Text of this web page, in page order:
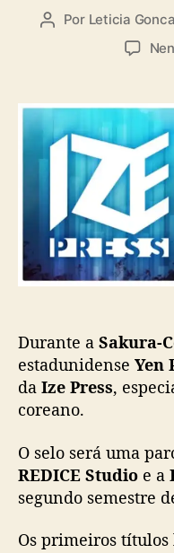
A
r
d
o
Por Leticia
Durante a Sakura-
estadunidense Yen
da Ize Press,
coreano.
O selo será uma
REDICE Studio e a
segundo semestre
Os primeiros títulos